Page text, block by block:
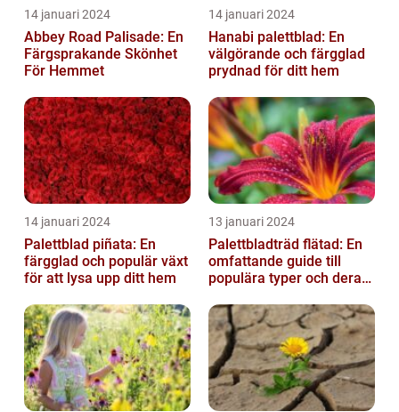
14 januari 2024
Abbey Road Palisade: En
Färgsprakande Skönhet
För Hemmet
14 januari 2024
Hanabi palettblad: En
välgörande och färgglad
prydnad för ditt hem
14 januari 2024
Palettblad piñata: En
färgglad och populär växt
för att lysa upp ditt hem
13 januari 2024
Palettbladträd flätad: En
omfattande guide till
populära typer och deras